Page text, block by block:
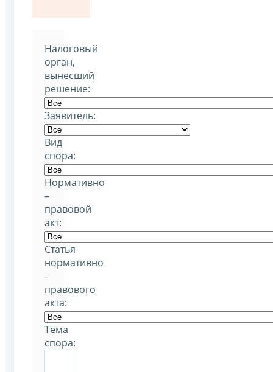
Налоговый
орган,
вынесший
решение:
Заявитель:
Вид
спора:
Нормативно
–
правовой
акт:
Статья
нормативно
-
правового
акта:
Тема
спора: